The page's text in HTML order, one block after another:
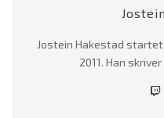
Jostein Hakestad
2011. Han